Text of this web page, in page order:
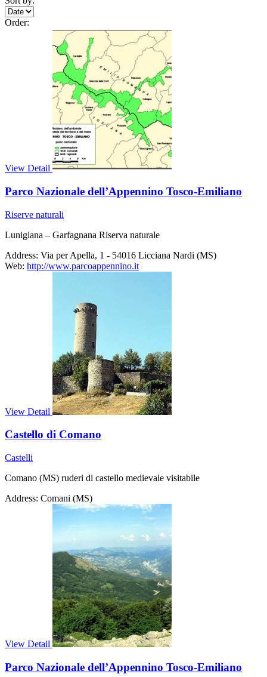
Order:
View Detail
Parco Nazionale dell’Appennino Tosco-Emiliano
Riserve naturali
Lunigiana – Garfagnana Riserva naturale
Address: Via per Apella, 1 - 54016 Licciana Nardi (MS)
Web: http://www.parcoappennino.it
View Detail
Castello di Comano
Castelli
Comano (MS) ruderi di castello medievale visitabile
Address: Comani (MS)
View Detail
Parco Nazionale dell’Appennino Tosco-Emiliano